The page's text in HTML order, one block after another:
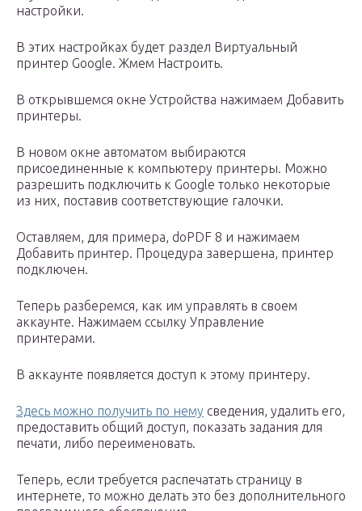
настройки.
В этих настройках будет раздел Виртуальный
принтер Google. Жмем Настроить.
В открывшемся окне Устройства нажимаем Добавить
принтеры.
В новом окне автоматом выбираются
присоединенные к компьютеру принтеры. Можно
разрешить подключить к Google только некоторые
из них, поставив соответствующие галочки.
Оставляем, для примера, doPDF 8 и нажимаем
Добавить принтер. Процедура завершена, принтер
подключен.
Теперь разберемся, как им управлять в своем
аккаунте. Нажимаем ссылку Управление
принтерами.
В аккаунте появляется доступ к этому принтеру.
Здесь можно получить по нему сведения, удалить его,
предоставить общий доступ, показать задания для
печати, либо переименовать.
Теперь, если требуется распечатать страницу в
интернете, то можно делать это без дополнительного